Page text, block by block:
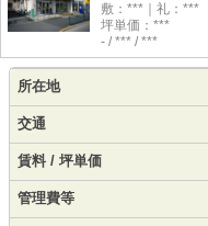
敷：***｜礼：***
坪単価：***
- / *** / ***
所在地
交通
賃料 / 坪単価
管理費等